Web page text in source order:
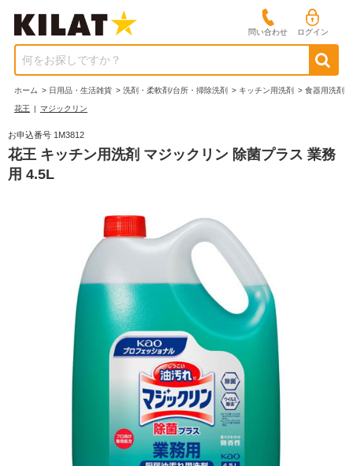
問い合わせ ログイン
何をお探しですか？
ホーム > 日用品・生活雑貨 > 洗剤・柔軟剤/台所・掃除洗剤 > キッチン用洗剤 > 食器用洗剤
花王 | マジックリン
お申込番号 1M3812
花王 キッチン用洗剤 マジックリン 除菌プラス 業務
用 4.5L